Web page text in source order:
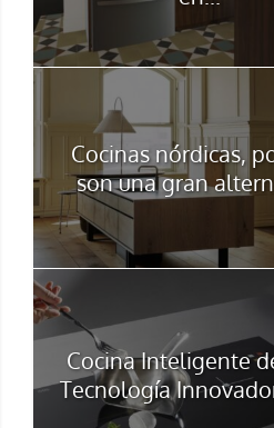
Cocinas nórdicas,
son una gran
Cocina Inteligente
Tecnología